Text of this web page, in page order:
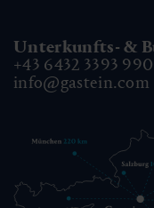
Unterkunfts- &
+43 6432 3393 990
info@gastein.com